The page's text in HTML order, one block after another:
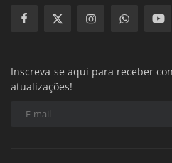
Inscreva-se aqui para receber
atualizações!